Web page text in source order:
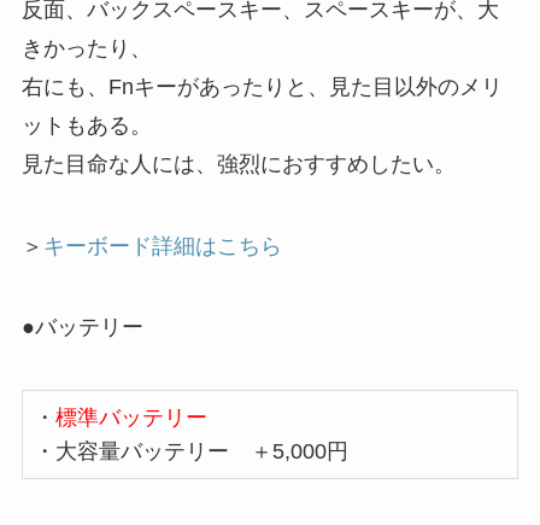
反面、バックスペースキー、スペースキーが、大
きかったり、
右にも、Fnキーがあったりと、見た目以外のメリ
ットもある。
見た目命な人には、強烈におすすめしたい。
＞ キーボード詳細はこちら
●バッテリー
・ 標準バッテリー
・大容量バッテリー ＋5,000円